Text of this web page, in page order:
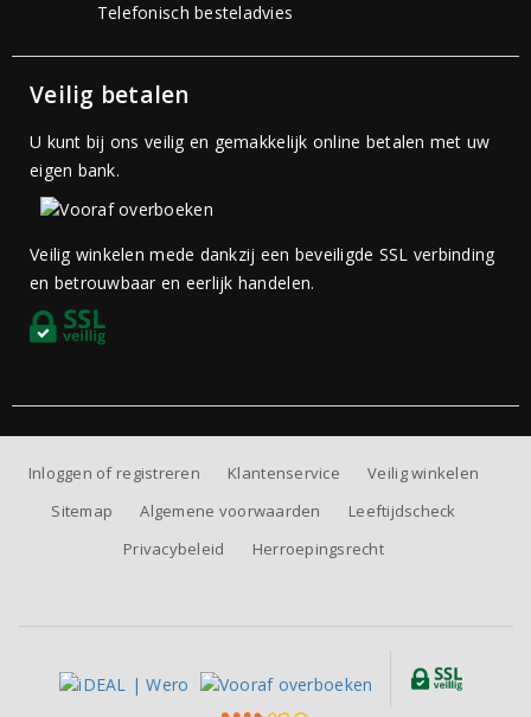
Telefonisch besteladvies
Veilig betalen
U kunt bij ons veilig en gemakkelijk online betalen met uw
eigen bank.
Veilig winkelen mede dankzij een beveiligde SSL verbinding
en betrouwbaar en eerlijk handelen.
Inloggen of registreren Klantenservice
Veilig winkelen
Sitemap
Algemene voorwaarden
Leeftijdscheck
Privacybeleid
Herroepingsrecht